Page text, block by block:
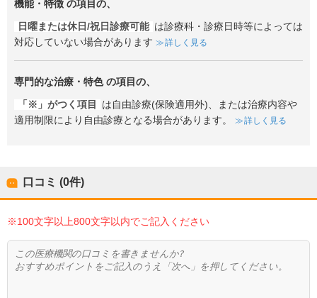
機能・特徴 の項目の、
日曜または休日/祝日診療可能 は診療科・診療日時等によっては
対応していない場合があります
詳しく見る
専門的な治療・特色の項目の、
「※」がつく項目
は自由診療(保険適用外)、または治療内容や
適用制限により自由診療となる場合があります。
詳しく見る
口コミ (0件)
※100文字以上800文字以内でご記入ください